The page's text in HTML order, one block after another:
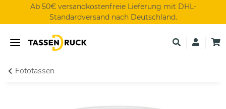
Ab 50€ versandkostenfreie Lieferung mit DHL-
Standardversand nach Deutschland.
Fototassen